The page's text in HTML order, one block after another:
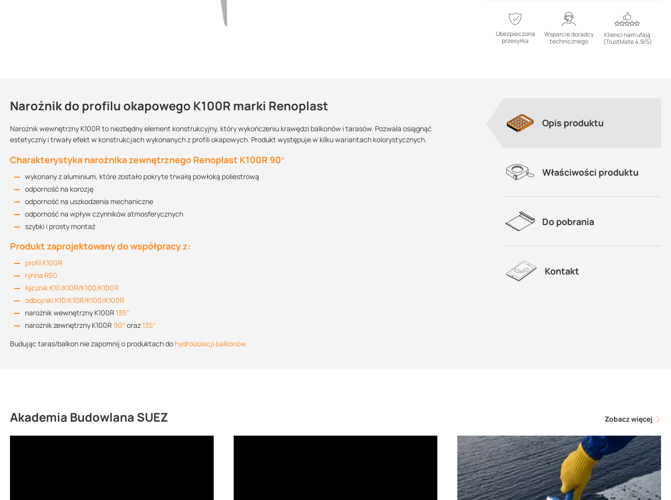
Ubezpieczona
przesyłka
Wsparcie doradcy
technicznego
Klienci nam ufają
(TrustMate 4.9/5)
Narożnik do profilu okapowego K100R marki Renoplast
Narożnik wewnętrzny K100R to niezbędny element konstrukcyjny, który wykończeniu krawędzi balkonów i tarasów. Pozwala osiągnąć
estetyczny i trwały efekt w konstrukcjach wykonanych z profili okapowych. Produkt występuje w kilku wariantach kolorystycznych.
Charakterystyka narożnika zewnętrznego Renoplast K100R 90°
wykonany z aluminium, które zostało pokryte trwałą powłoką poliestrową
odporność na korozję
odporność na uszkodzenia mechaniczne
odporność na wpływ czynników atmosferycznych
szybki i prosty montaż
Produkt zaprojektowany do współpracy z:
profil K100R
rynna R50
łącznik K10/K10R/K100/K100R
odbojniki K10/K10R/K100/K100R
narożnik wewnętrzny K100R 135°
narożnik zewnętrzny K100R 90° oraz135°
Budując taras/balkon nie zapomnij o produktach do hydroizolacji balkonów
Sprzedajemy na:
sztuki
Podlega zwrotowi?:
tak
2.25 MB
Instrukcja montażu
1.91 MB
K100R Deklaracja Właściwości Użytkowych
3.32 MB
Kontakt
Maszy pytania lub wątpliwości?
Skontaktuj się z nami
Opis produktu
Właściwości produktu
Do pobrania
Kontakt
Akademia Budowlana SUEZ Zobacz więcej